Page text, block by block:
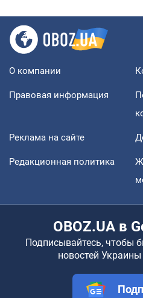
О компании
Правовая информация
Реклама на сайте
Редакционная политика
OBOZ.UA в
Подписывайтесь, чтобы
новостей